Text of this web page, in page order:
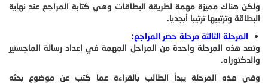
ولكن هناك مميزة مهمة لطريقة البطاقات وهي كتابة المراجع عند نهاية
البطاقة وترتيبها ترتيبا أبجديا.
المرحلة الثالثة مرحلة حصر المراجع:
وتعد هذه المرحلة واحدة من المراحل المهمة في إعداد رسالة الماجستير
والدكتوراه.
وفي هذه المرحلة يبدأ الطالب بالقراءة عما كتب عن موضوع بحثه